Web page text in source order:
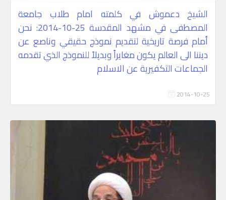
الشيخ دعموش في كلمته امام طلاب جامعة
المصطفى في مشهد المقدسة 25-10-2014: نحن
أمام فرصة تاريخية لتقديم نموذج حقيقي وناصع عن
ديننا الى العالم يكون مغايراً وبديلاً للنموذج الذي تقدمه
الجماعات التكفيرية عن الاسلام
2014-10-25